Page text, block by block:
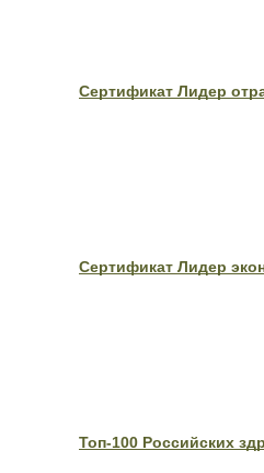
Сертификат Лидер
Сертификат Лидер
Топ-100 Российских